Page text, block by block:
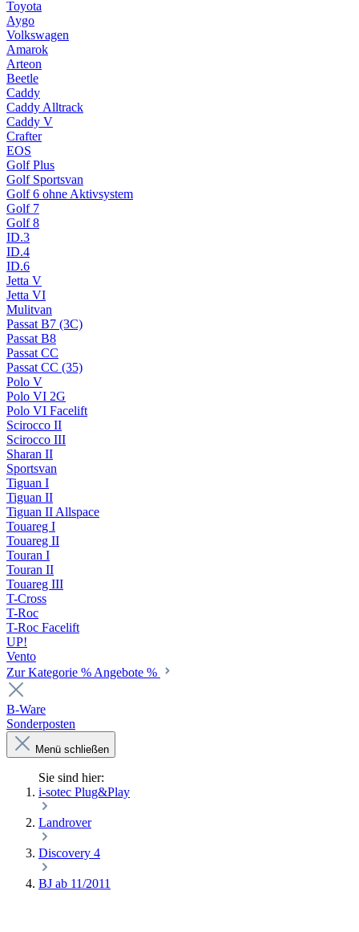
Toyota
Aygo
Volkswagen
Amarok
Arteon
Beetle
Caddy
Caddy Alltrack
Caddy V
Crafter
EOS
Golf Plus
Golf Sportsvan
Golf 6 ohne Aktivsystem
Golf 7
Golf 8
ID.3
ID.4
ID.6
Jetta V
Jetta VI
Mulitvan
Passat B7 (3C)
Passat B8
Passat CC
Passat CC (35)
Polo V
Polo VI 2G
Polo VI Facelift
Scirocco II
Scirocco III
Sharan II
Sportsvan
Tiguan I
Tiguan II
Tiguan II Allspace
Touareg I
Touareg II
Touran I
Touran II
Touareg III
T-Cross
T-Roc
T-Roc Facelift
UP!
Vento
Zur Kategorie % Angebote %
B-Ware
Sonderposten
Menü schließen
Sie sind hier:
i-sotec Plug&Play
Landrover
Discovery 4
BJ ab 11/2011